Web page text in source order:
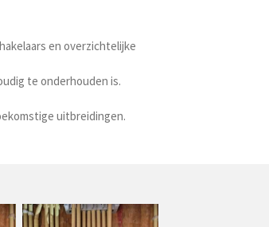
en overzichtelijke
te onderhouden is.
uitbreidingen.